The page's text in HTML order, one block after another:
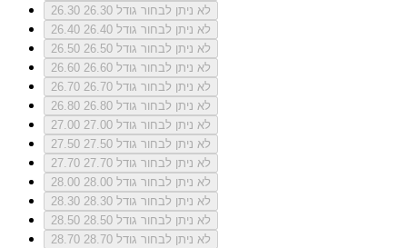
26.30
לא ניתן לבחור גודל 26.30
26.40
לא ניתן לבחור גודל 26.40
26.50
לא ניתן לבחור גודל 26.50
26.60
לא ניתן לבחור גודל 26.60
26.70
לא ניתן לבחור גודל 26.70
26.80
לא ניתן לבחור גודל 26.80
27.00
לא ניתן לבחור גודל 27.00
27.50
לא ניתן לבחור גודל 27.50
27.70
לא ניתן לבחור גודל 27.70
28.00
לא ניתן לבחור גודל 28.00
28.30
לא ניתן לבחור גודל 28.30
28.50
לא ניתן לבחור גודל 28.50
28.70
לא ניתן לבחור גודל 28.70